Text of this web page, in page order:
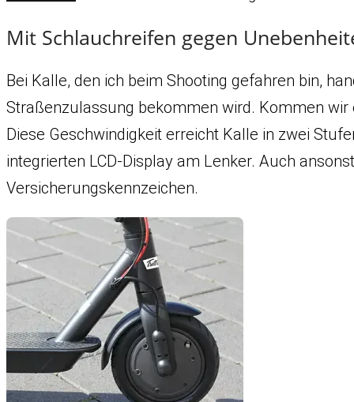
Mit Schlauchreifen gegen
Bei Kalle, den ich beim Shooting gefahren bin,
Straßenzulassung bekommen wird. Kommen
Diese Geschwindigkeit erreicht Kalle in zwei
integrierten LCD-Display am Lenker. Auch
Versicherungskennzeichen.